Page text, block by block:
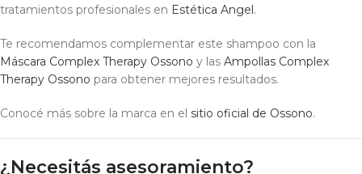
tratamientos profesionales en Estética Angel.
Te recomendamos complementar este shampoo con la
Máscara Complex Therapy Ossono y las Ampollas Complex
Therapy Ossono para obtener mejores resultados.
Conocé más sobre la marca en el sitio oficial de Ossono.
¿Necesitás asesoramiento?